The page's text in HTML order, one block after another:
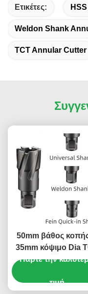
Ετικέτες:
Weldon Shank
TCT Annular Cutter
50mm βάθος
35mm κόψιμο Dia
δακτυλική κοπτήρα
Πάρτε την
τιμή